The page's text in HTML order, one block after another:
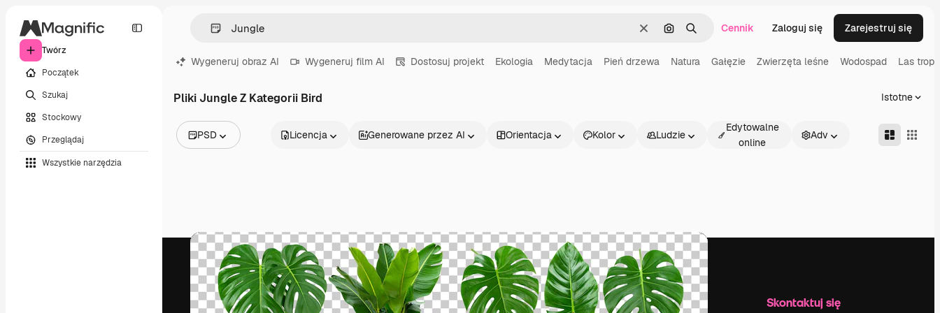
Twórz
Początek
Szukaj
Stockowy
Przeglądaj
Wszystkie narzędzia
WyczyśćSzukaj według obrazu
SzukajCennik Zaloguj się Zarejestruj się
Wygeneruj obraz AI Wygeneruj film AI Dostosuj projekt Ekologia Medytacja Pień drzewa Natura Gałęzie Zwierzęta leśne Wodospad Las
Pliki Jungle Z Kategorii Bird Istotne
PSD
Filmy
Klipy wideo
Ruchome grafiki
Szablony wideo
Ikony
Modele 3D
Czcionki
Licencja Generowane przez AI Orientacja Kolor Ludzie
Edytowalne
online
Adv
Produkty Zacznij Firma Skontaktuj się